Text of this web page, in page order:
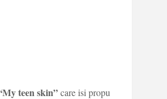
teen skin”care isi propu